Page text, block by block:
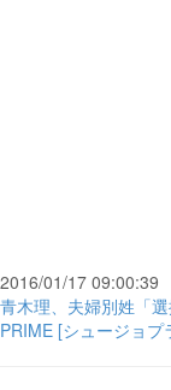
2016/01/17 09:00:39
青木理、夫婦別姓「
PRIME [シュージョプ